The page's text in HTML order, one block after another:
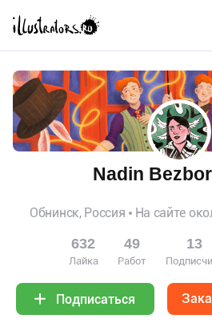
Nadin
Обнинск, Россия На сайте
632
Лайка
49
Работ
13
Подписаться